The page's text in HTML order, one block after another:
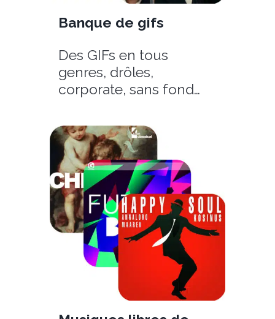
Banque de gifs
Des GIFs en tous
genres, drôles,
corporate, sans fond…